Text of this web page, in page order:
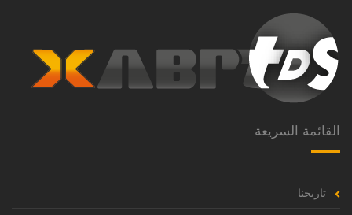
القائمة السريعة
تاريخنا